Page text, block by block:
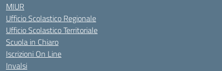
MIUR
Ufficio Scolastico Regionale
Ufficio Scolastico Territoriale
Scuola in Chiaro
Iscrizioni On Line
Invalsi